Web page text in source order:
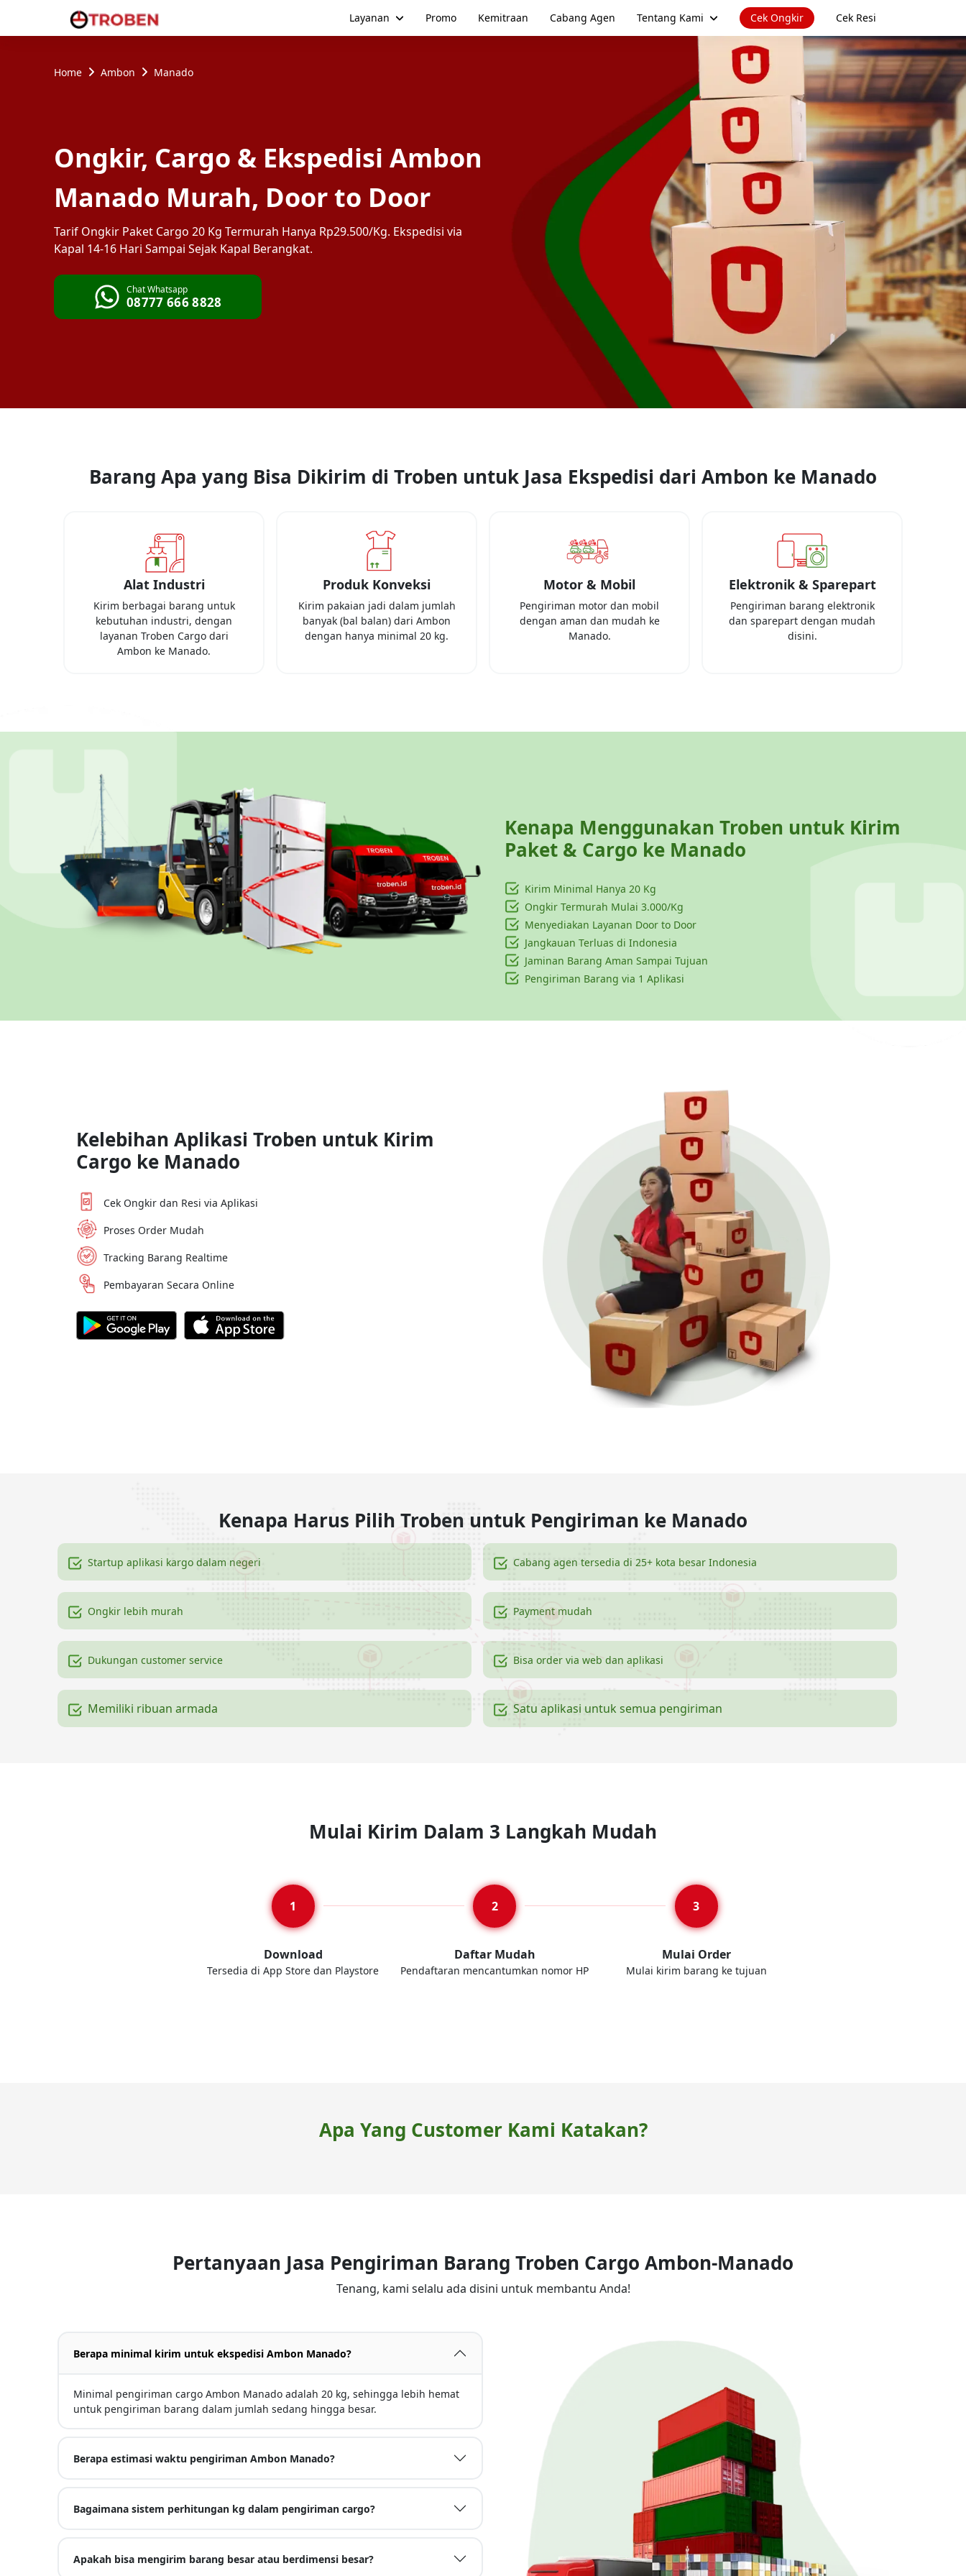
Layanan Promo Kemitraan Cabang Agen Tentang Kami Cek Ongkir Cek Resi
Home Ambon Manado
Ongkir, Cargo & Ekspedisi Ambon
Manado Murah, Door to Door
Tarif Ongkir Paket Cargo 20 Kg Termurah Hanya Rp29.500/Kg. Ekspedisi via
Kapal 14-16 Hari Sampai Sejak Kapal Berangkat.
Chat Whatsapp
08777 666 8828
Barang Apa yang Bisa Dikirim di Troben untuk Jasa Ekspedisi dari Ambon ke Manado
Alat Industri
Kirim berbagai barang untuk
kebutuhan industri, dengan
layanan Troben Cargo dari
Ambon ke Manado.
Produk Konveksi
Kirim pakaian jadi dalam jumlah
banyak (bal balan) dari Ambon
dengan hanya minimal 20 kg.
Motor & Mobil
Pengiriman motor dan mobil
dengan aman dan mudah ke
Manado.
Elektronik & Sparepart
Pengiriman barang elektronik
dan sparepart dengan mudah
disini.
Kenapa Menggunakan Troben untuk Kirim
Paket & Cargo ke Manado
Kirim Minimal Hanya 20 Kg
Ongkir Termurah Mulai 3.000/Kg
Menyediakan Layanan Door to Door
Jangkauan Terluas di Indonesia
Jaminan Barang Aman Sampai Tujuan
Pengiriman Barang via 1 Aplikasi
Kelebihan Aplikasi Troben untuk Kirim
Cargo ke Manado
Cek Ongkir dan Resi via Aplikasi
Proses Order Mudah
Tracking Barang Realtime
Pembayaran Secara Online
Kenapa Harus Pilih Troben untuk Pengiriman ke Manado
Startup aplikasi kargo dalam negeri Cabang agen tersedia di 25+ kota besar Indonesia
Ongkir lebih murah Payment mudah
Dukungan customer service Bisa order via web dan aplikasi
Memiliki ribuan armada Satu aplikasi untuk semua pengiriman
Mulai Kirim Dalam 3 Langkah Mudah
Download
Tersedia di App Store dan Playstore
Daftar Mudah
Pendaftaran mencantumkan nomor HP
Mulai Order
Mulai kirim barang ke tujuan
Apa Yang Customer Kami Katakan?
Pertanyaan Jasa Pengiriman Barang Troben Cargo Ambon-Manado
Tenang, kami selalu ada disini untuk membantu Anda!
Berapa minimal kirim untuk ekspedisi Ambon Manado?
Minimal pengiriman cargo Ambon Manado adalah 20 kg, sehingga lebih hemat
untuk pengiriman barang dalam jumlah sedang hingga besar.
Berapa estimasi waktu pengiriman Ambon Manado?
Bagaimana sistem perhitungan kg dalam pengiriman cargo?
Apakah bisa mengirim barang besar atau berdimensi besar?